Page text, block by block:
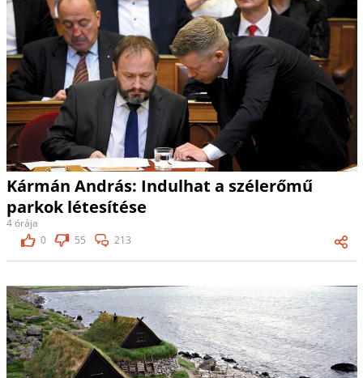
Kármán András: Indulhat a szélerőmű
parkok létesítése
4 órája
0
55 213